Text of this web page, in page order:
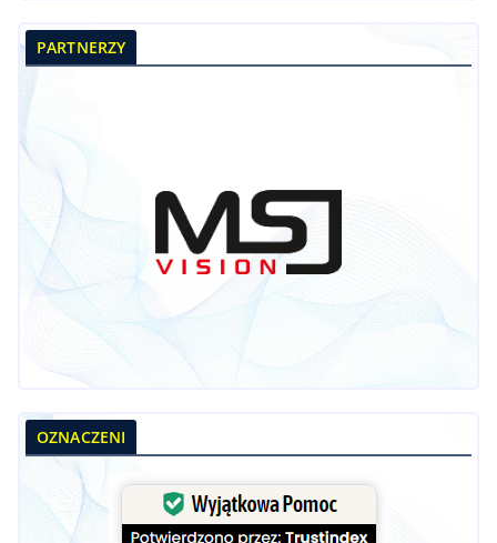
PARTNERZY
OZNACZENI